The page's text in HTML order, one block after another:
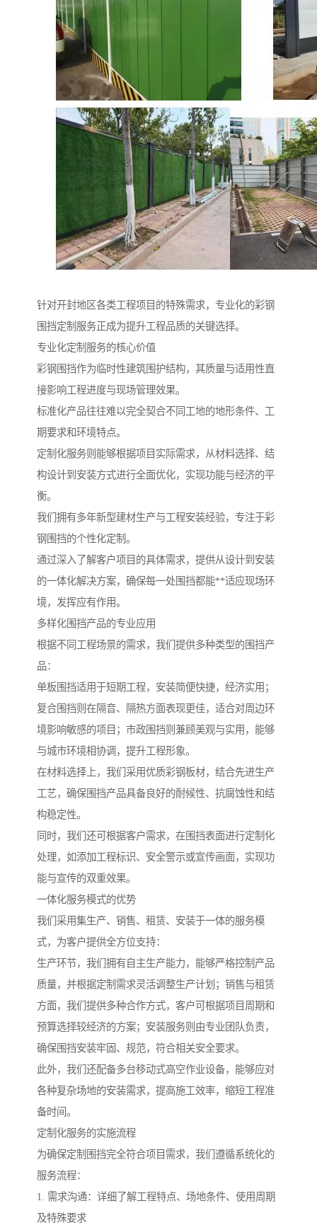
针对开封地区各类工程项目的特殊需求，专业化的彩钢
围挡定制服务正成为提升工程品质的关键选择。
专业化定制服务的核心价值
彩钢围挡作为临时性建筑围护结构，其质量与适用性直
接影响工程进度与现场管理效果。
标准化产品往往难以完全契合不同工地的地形条件、工
期要求和环境特点。
定制化服务则能够根据项目实际需求，从材料选择、结
构设计到安装方式进行全面优化，实现功能与经济的平
衡。
我们拥有多年新型建材生产与工程安装经验，专注于彩
钢围挡的个性化定制。
通过深入了解客户项目的具体需求，提供从设计到安装
的一体化解决方案，确保每一处围挡都能**适应现场环
境，发挥应有作用。
多样化围挡产品的专业应用
根据不同工程场景的需求，我们提供多种类型的围挡产
品：
单板围挡适用于短期工程，安装简便快捷，经济实用；
复合围挡则在隔音、隔热方面表现更佳，适合对周边环
境影响敏感的项目；市政围挡则兼顾美观与实用，能够
与城市环境相协调，提升工程形象。
在材料选择上，我们采用优质彩钢板材，结合先进生产
工艺，确保围挡产品具备良好的耐候性、抗腐蚀性和结
构稳定性。
同时，我们还可根据客户需求，在围挡表面进行定制化
处理，如添加工程标识、安全警示或宣传画面，实现功
能与宣传的双重效果。
一体化服务模式的优势
我们采用集生产、销售、租赁、安装于一体的服务模
式，为客户提供全方位支持：
生产环节，我们拥有自主生产能力，能够严格控制产品
质量，并根据定制需求灵活调整生产计划；销售与租赁
方面，我们提供多种合作方式，客户可根据项目周期和
预算选择较经济的方案；安装服务则由专业团队负责，
确保围挡安装牢固、规范，符合相关安全要求。
此外，我们还配备多台移动式高空作业设备，能够应对
各种复杂场地的安装需求，提高施工效率，缩短工程准
备时间。
定制化服务的实施流程
为确保定制围挡完全符合项目需求，我们遵循系统化的
服务流程：
1. 需求沟通：详细了解工程特点、场地条件、使用周期
及特殊要求